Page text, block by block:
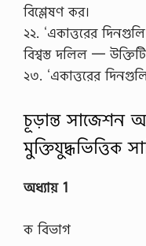
বিশ্লেষণ কর।
২২. ‘একাত্তরের
বিশ্বস্ত দলিল —
২৩. ‘একাত্তরের
চূড়ান্ত সাজেশন
মুক্তিযুদ্ধভিত্তিক
অধ্যায় 1
ক বিভাগ